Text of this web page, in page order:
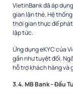
VietinBank đã áp
gian lận thẻ. Hệ
thời gian thực để
lập tức.
Ứng dụng eKYC của
gần như tuyệt đối.
hỗ trợ khách hàng và
3.4. MB Bank – Đầu